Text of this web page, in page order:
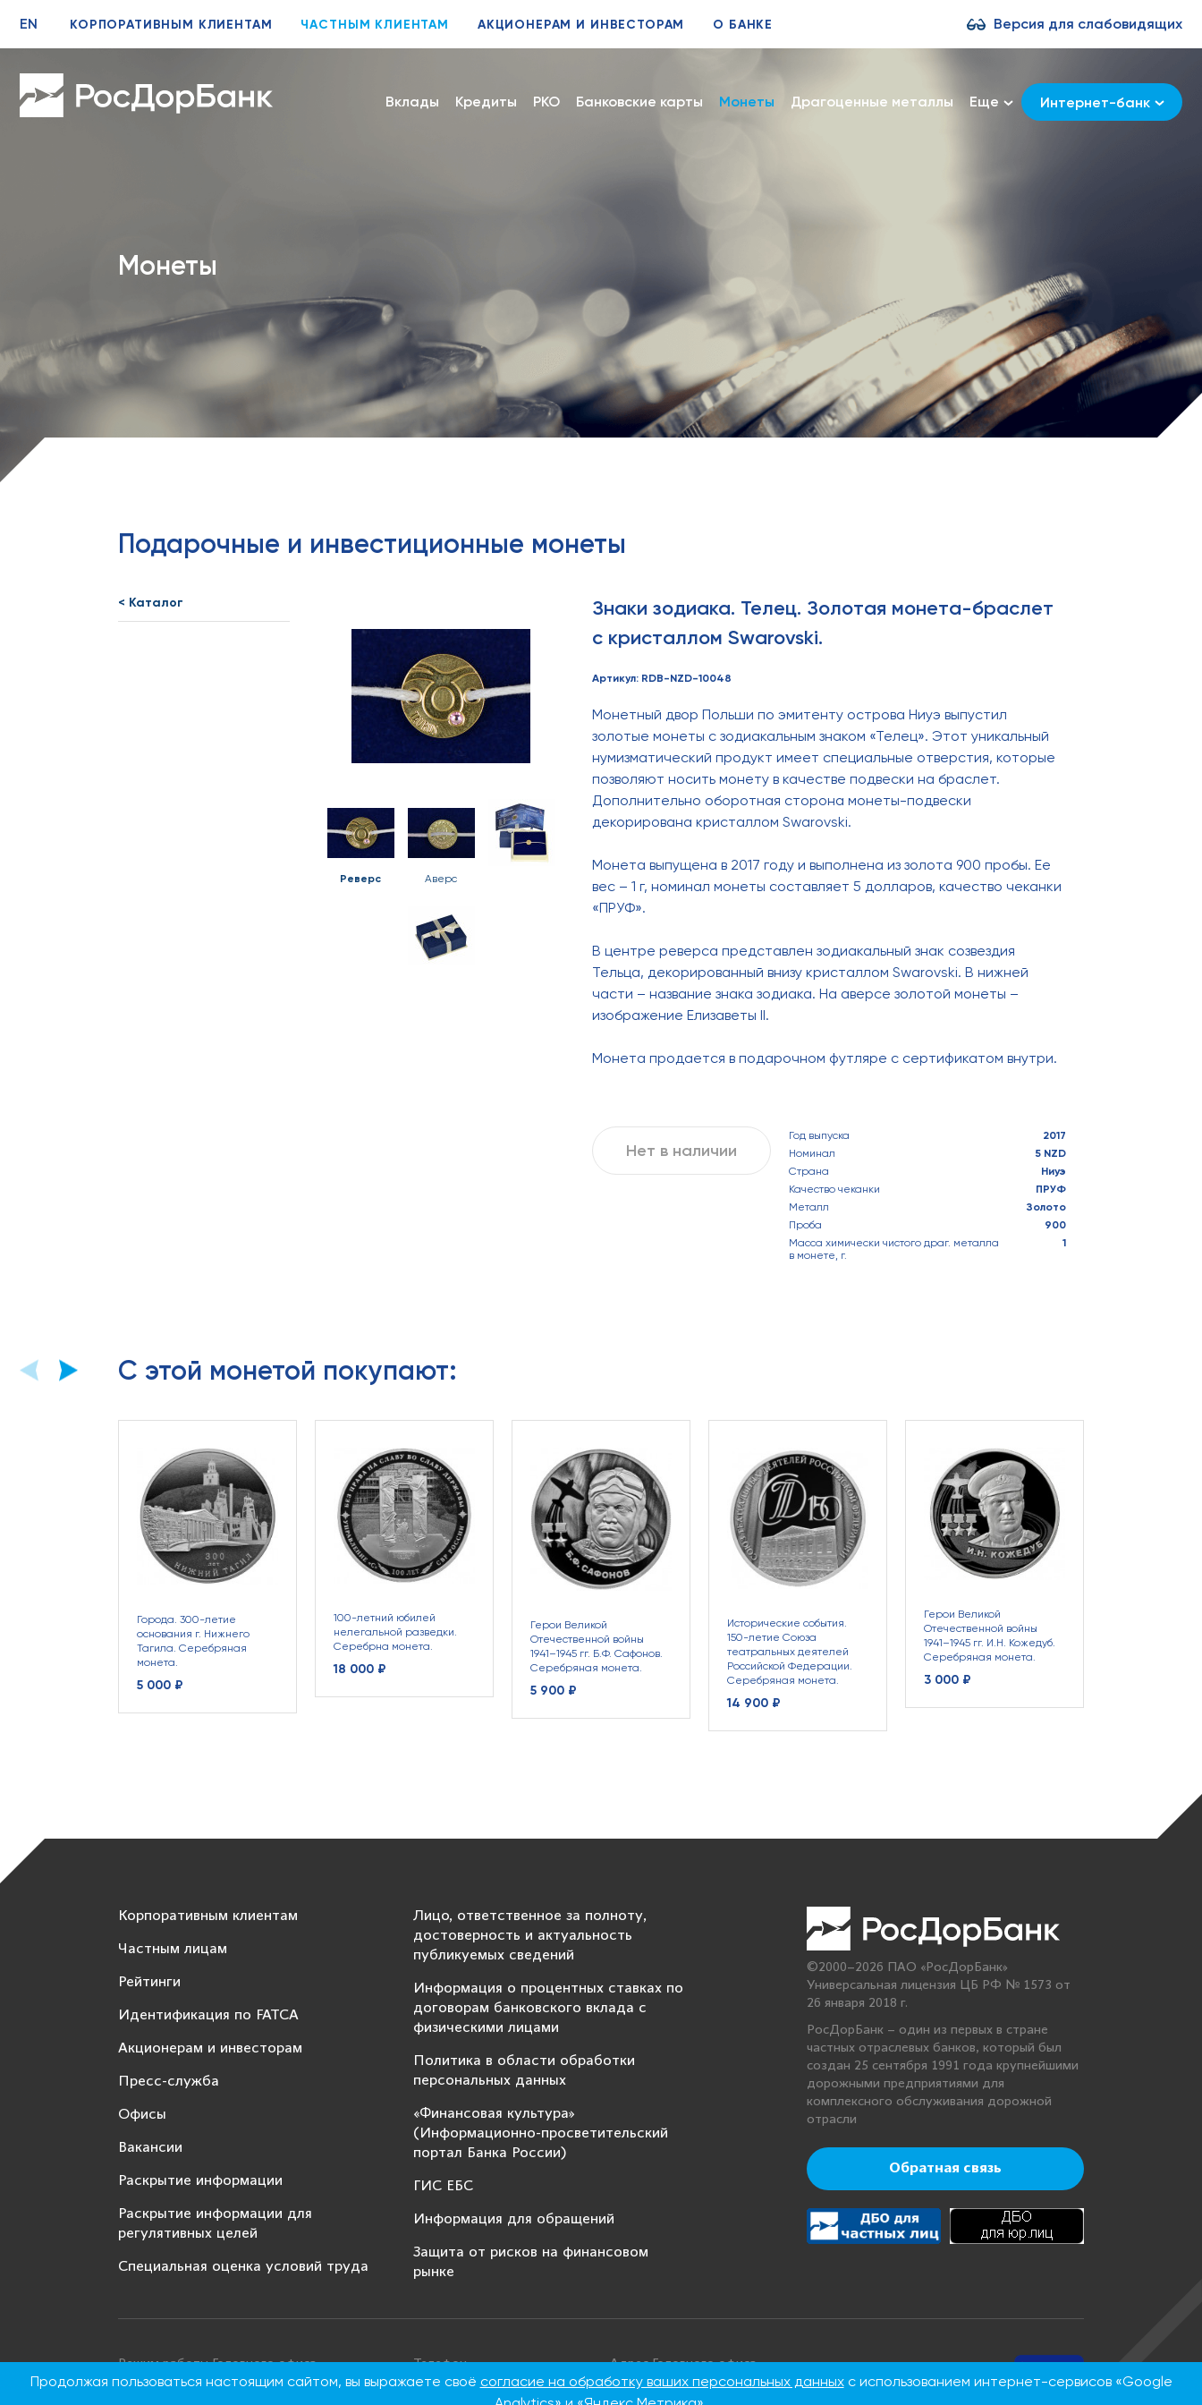
EN КОРПОРАТИВНЫМ КЛИЕНТАМ ЧАСТНЫМ КЛИЕНТАМ АКЦИОНЕРАМ И ИНВЕСТОРАМ О БАНКЕ Версия для слабовидящих
Вклады Кредиты РКО Банковские карты Монеты Драгоценные металлы Еще Интернет-банк
Монеты
Подарочные и инвестиционные монеты
< Каталог
Реверс Аверс
Знаки зодиака. Телец. Золотая монета-браслет
с кристаллом Swarovski.
Артикул: RDB-NZD-10048
Монетный двор Польши по эмитенту острова Ниуэ выпустил
золотые монеты с зодиакальным знаком «Телец». Этот уникальный
нумизматический продукт имеет специальные отверстия, которые
позволяют носить монету в качестве подвески на браслет.
Дополнительно оборотная сторона монеты-подвески
декорирована кристаллом Swarovski.
Монета выпущена в 2017 году и выполнена из золота 900 пробы. Ее
вес – 1 г, номинал монеты составляет 5 долларов, качество чеканки
«ПРУФ».
В центре реверса представлен зодиакальный знак созвездия
Тельца, декорированный внизу кристаллом Swarovski. В нижней
части – название знака зодиака. На аверсе золотой монеты –
изображение Елизаветы II.
Монета продается в подарочном футляре с сертификатом внутри.
Нет в наличии
Год выпуска
2017
Номинал
5 NZD
Страна
Ниуэ
Качество чеканки
ПРУФ
Металл
Золото
Проба
900
Масса химически чистого драг. металла
в монете, г.
1
С этой монетой покупают:
Города. 300-летие
основания г. Нижнего
Тагила. Серебряная
монета.
5 000 ₽
100-летний юбилей
нелегальной разведки.
Серебрна монета.
18 000 ₽
Герои Великой
Отечественной войны
1941–1945 гг. Б.Ф. Сафонов.
Серебряная монета.
5 900 ₽
Исторические события.
150-летие Союза
театральных деятелей
Российской Федерации.
Серебряная монета.
14 900 ₽
Герои Великой
Отечественной войны
1941–1945 гг. И.Н. Кожедуб.
Серебряная монета.
3 000 ₽
Корпоративным клиентам
Частным лицам
Рейтинги
Идентификация по FATCA
Акционерам и инвесторам
Пресс-служба
Офисы
Вакансии
Раскрытие информации
Раскрытие информации для
регулятивных целей
Специальная оценка условий труда
Лицо, ответственное за полноту,
достоверность и актуальность
публикуемых сведений
Информация о процентных ставках по
договорам банковского вклада с
физическими лицами
Политика в области обработки
персональных данных
«Финансовая культура»
(Информационно-просветительский
портал Банка России)
ГИС ЕБС
Информация для обращений
Защита от рисков на финансовом
рынке
©2000–2026 ПАО «РосДорБанк»
Универсальная лицензия ЦБ РФ № 1573 от
26 января 2018 г.
РосДорБанк – один из первых в стране
частных отраслевых банков, который был
создан 25 сентября 1991 года крупнейшими
дорожными предприятиями для
комплексного обслуживания дорожной
отрасли
Обратная связь
Режим работы Головного офиса Телефон
+7 495 276 00 22
Адрес Головного офиса
115093, г. Москва, ул. Дубининская, д.
Продолжая пользоваться настоящим сайтом, вы выражаете своё согласие на обработку ваших персональных данныхс использованием интернет-сервисов «Google